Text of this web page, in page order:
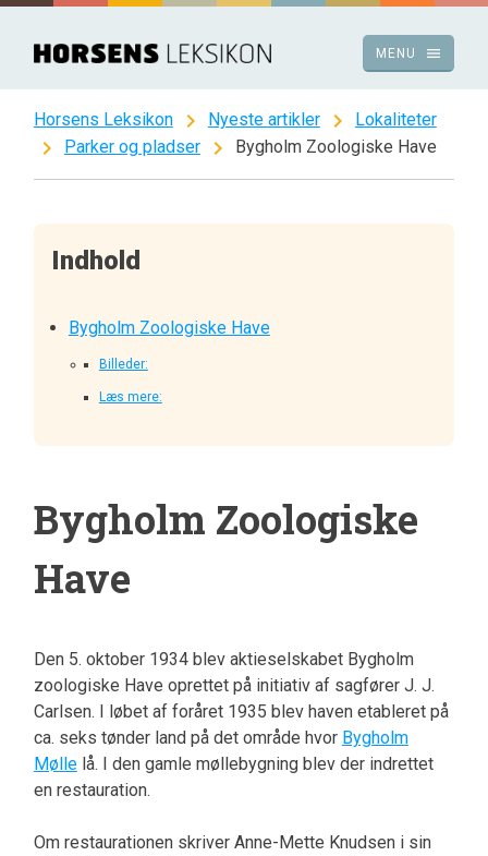
Spring
indhold
menu
MENU
Horsens Leksikon chevron_right Nyeste artikler chevron_right Lokaliteter
chevron_right Parker og pladser chevron_right Bygholm Zoologiske Have
Indhold
Bygholm Zoologiske Have
Billeder:
Læs mere:
Bygholm Zoologiske
Have
Den 5. oktober 1934 blev aktieselskabet Bygholm
zoologiske Have oprettet på initiativ af sagfører J. J.
Carlsen. I løbet af foråret 1935 blev haven etableret på
ca. seks tønder land på det område hvor Bygholm
Møllelå. I den gamle møllebygning blev der indrettet
en restauration.
Om restaurationen skriver Anne-Mette Knudsen i sin